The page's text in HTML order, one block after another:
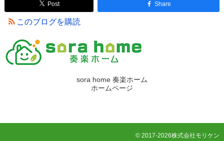
Post Share
このブログを購読
sora home 奏楽ホーム
ホームページ
© 2017-2026株式会社モリケン